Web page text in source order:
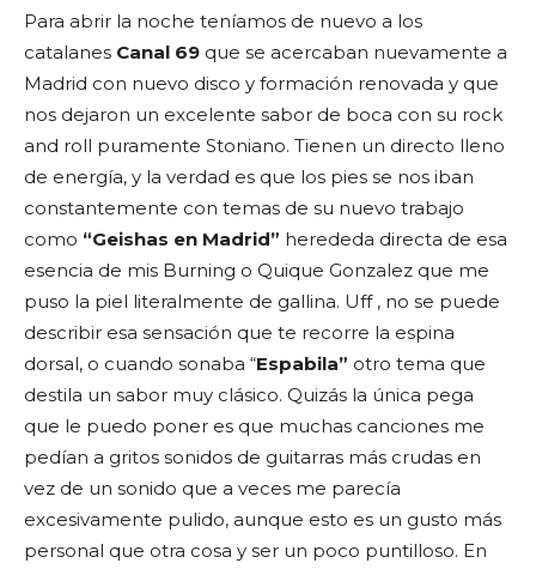
Para abrir la noche teníamos de nuevo a los
catalanes Canal 69 que se acercaban nuevamente a
Madrid con nuevo disco y formación renovada y que
nos dejaron un excelente sabor de boca con su rock
and roll puramente Stoniano. Tienen un directo lleno
de energía, y la verdad es que los pies se nos iban
constantemente con temas de su nuevo trabajo
como “Geishas en Madrid” herededa directa de esa
esencia de mis Burning o Quique Gonzalez que me
puso la piel literalmente de gallina. Uff , no se puede
describir esa sensación que te recorre la espina
dorsal, o cuando sonaba “Espabila” otro tema que
destila un sabor muy clásico. Quizás la única pega
que le puedo poner es que muchas canciones me
pedían a gritos sonidos de guitarras más crudas en
vez de un sonido que a veces me parecía
excesivamente pulido, aunque esto es un gusto más
personal que otra cosa y ser un poco puntilloso. En